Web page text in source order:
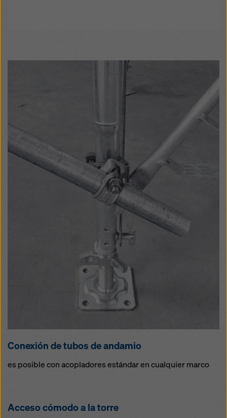
Conexión de tubos de andamio
es posible con acopladores estándar en cualquier marco
Acceso cómodo a la torre